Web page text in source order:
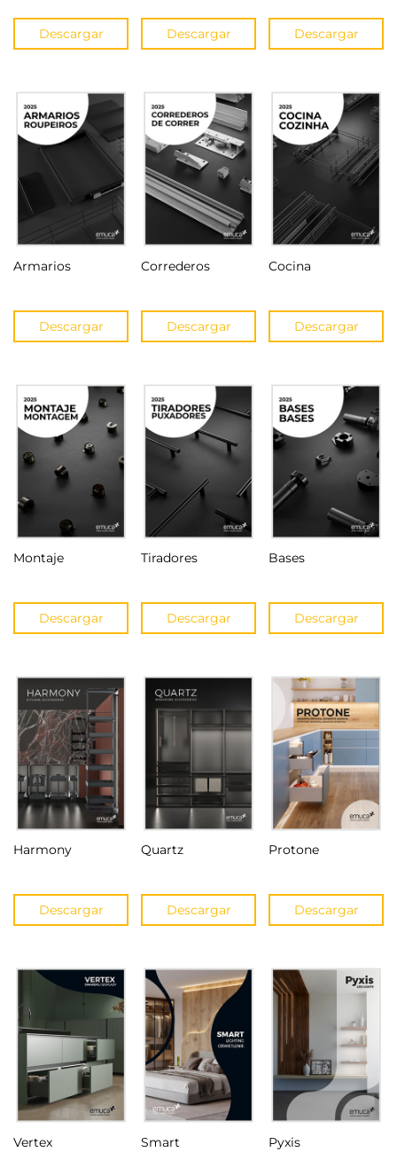
Descargar Descargar Descargar
Armarios
Descargar
Correderos
Descargar
Cocina
Descargar
Montaje
Descargar
Tiradores
Descargar
Bases
Descargar
Harmony
Descargar
Quartz
Descargar
Protone
Descargar
Vertex Smart Pyxis